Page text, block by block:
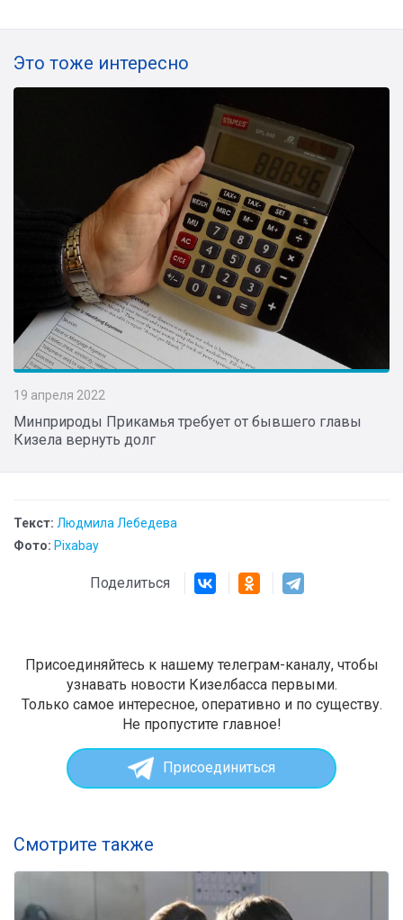
Это тоже интересно
19 апреля 2022
Минприроды Прикамья требует от бывшего главы
Кизела вернуть долг
Текст: Людмила Лебедева
Фото: Pixabay
Поделиться
Присоединяйтесь к нашему телеграм-каналу, чтобы
узнавать новости Кизелбасса первыми.
Только самое интересное, оперативно и по существу.
Не пропустите главное!
Присоединиться
Смотрите также